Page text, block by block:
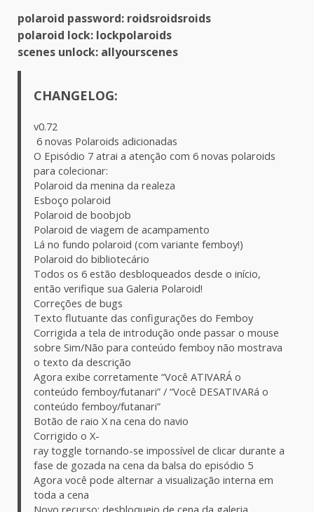
polaroid password: roidsroidsroids
polaroid lock: lockpolaroids
scenes unlock: allyourscenes
CHANGELOG:
v0.72
️ 6 novas Polaroids adicionadas
O Episódio 7 atrai a atenção com 6 novas polaroids
para colecionar:
Polaroid da menina da realeza
Esboço polaroid
Polaroid de boobjob
Polaroid de viagem de acampamento
Lá no fundo polaroid (com variante femboy!)
Polaroid do bibliotecário
Todos os 6 estão desbloqueados desde o início,
então verifique sua Galeria Polaroid!
Correções de bugs
Texto flutuante das configurações do Femboy
Corrigida a tela de introdução onde passar o mouse
sobre Sim/Não para conteúdo femboy não mostrava
o texto da descrição
Agora exibe corretamente “Você ATIVARÁ o
conteúdo femboy/futanari” / “Você DESATIVARá o
conteúdo femboy/futanari”
Botão de raio X na cena do navio
Corrigido o X-
ray toggle tornando-se impossível de clicar durante a
fase de gozada na cena da balsa do episódio 5
Agora você pode alternar a visualização interna em
toda a cena